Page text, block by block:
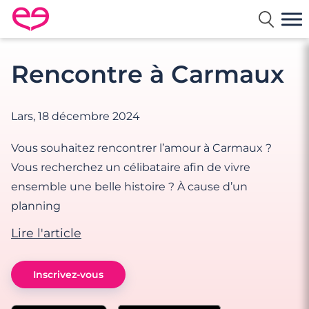
Rencontre en France avec Meetic
Rencontre à Carmaux
Lars, 18 décembre 2024
Vous souhaitez rencontrer l’amour à Carmaux ?
Vous recherchez un célibataire afin de vivre
ensemble une belle histoire ? À cause d’un
planning
Lire l'article
Inscrivez-vous